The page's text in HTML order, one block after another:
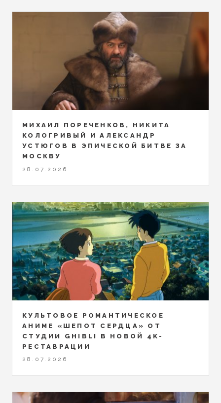
МИХАИЛ ПОРЕЧЕНКОВ, НИКИТА
КОЛОГРИВЫЙ И АЛЕКСАНДР
УСТЮГОВ В ЭПИЧЕСКОЙ БИТВЕ ЗА
МОСКВУ
28.07.2026
КУЛЬТОВОЕ РОМАНТИЧЕСКОЕ
АНИМЕ «ШЕПОТ СЕРДЦА» ОТ
СТУДИИ GHIBLI В НОВОЙ 4K-
РЕСТАВРАЦИИ
28.07.2026